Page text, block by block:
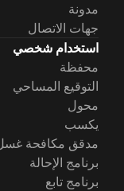
مدونة
جهات الاتصال
استخدام شخصي
محفظة
التوقيع المساحي
محول
يكسب
مدقق مكافحة غسل
برنامج الإحالة
برنامج تابع